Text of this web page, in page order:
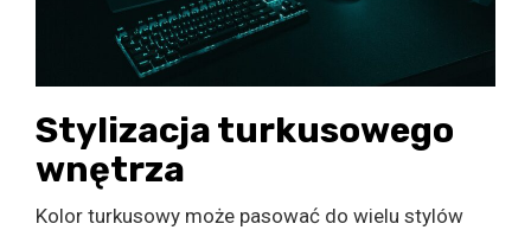
Stylizacja turkusowego
wnętrza
Kolor turkusowy może pasować do wielu stylów